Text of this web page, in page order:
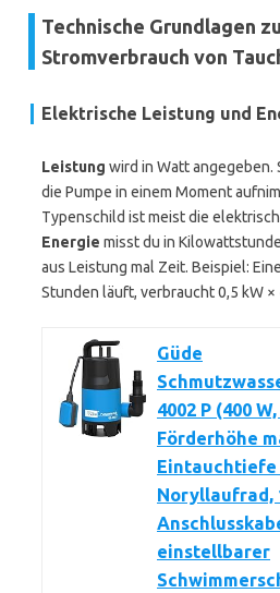
Technische Grundlagen
Stromverbrauch von
Elektrische Leistung und
Leistung wird in Watt angegeben.
die Pumpe in einem Moment
Typenschild ist meist die
Energie misst du in
aus Leistung mal Zeit. Beispiel:
Stunden läuft, verbraucht 0,5 kW ×
Güde
4002 P (400
Förderhöhe
Eintauchtiefe
Noryllaufrad,
einstellbarer